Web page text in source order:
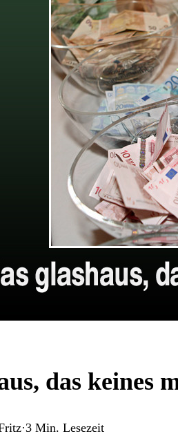
das keines
·3 Min. Lesezeit